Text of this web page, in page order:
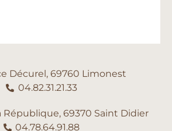
Décurel, 69760 Limonest
04.82.31.21.33
République, 69370 Saint Didier
04.78.64.91.88